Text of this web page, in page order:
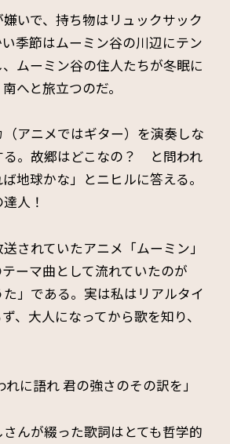
いで、持ち物はリュックサック
季節はムーミン谷の川辺にテン
、ムーミン谷の住人たちが冬眠に
へと旅立つのだ。
アニメではギター）を演奏しな
る。故郷はどこなの？ と問われ
地球かな」とニヒルに答える。
達人！
されていたアニメ「ムーミン」
ーマ曲として流れていたのが
た」である。実は私はリアルタイ
、大人になってから歌を知り、
れに語れ 君の強さのその訳を」
んが綴った歌詞はとても哲学的